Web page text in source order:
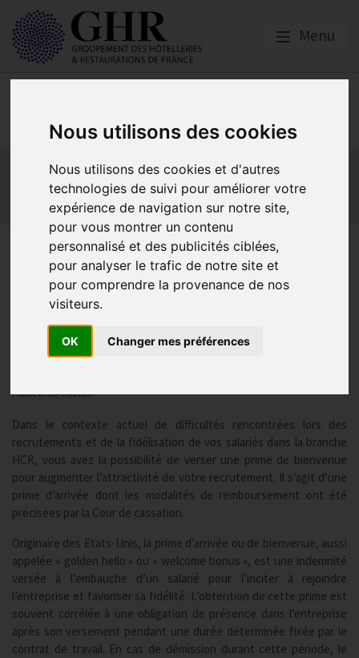
Nous utilisons des cookies
Nous utilisons des cookies et d'autres
technologies de suivi pour améliorer votre
expérience de navigation sur notre site,
pour vous montrer un contenu
personnalisé et des publicités ciblées,
pour analyser le trafic de notre site et
pour comprendre la provenance de nos
visiteurs.
OK Changer mes préférences
Menu
Actualités
Les obligations liées à l’embauche
Les obligations liées à l’exécution du contrat de travail
Les obligations liées à l’extinction du contrat
Validité d’une clause de
remboursement d’une prime
d’arrivée ou « golden hello »
Publié le30/06/2023
Dans le contexte actuel de difficultés rencontrées lors des
recrutements et de la fidélisation de vos salariés dans la branche
HCR, vous avez la possibilité de verser une prime de bienvenue
pour augmenter l’attractivité de votre recrutement. Il s’agit d’une
prime d’arrivée dont les modalités de remboursement ont été
précisées par la Cour de cassation.
Originaire des Etats-Unis, la prime d’arrivée ou de bienvenue, aussi
appelée « golden hello » ou « welcome bonus », est une indemnité
versée à l’embauche d’un salarié pour l’inciter à rejoindre
l’entreprise et favoriser sa fidélité. L’obtention de cette prime est
souvent corrélée à une obligation de présence dans l’entreprise
après son versement pendant une durée déterminée fixée par le
contrat de travail. En cas de démission durant cette période, le